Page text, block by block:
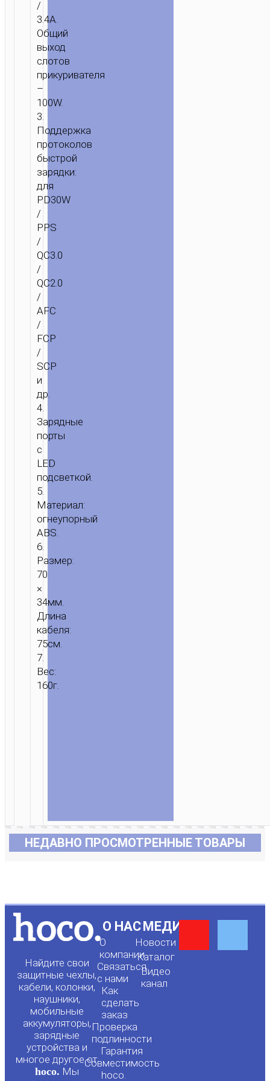
/
3.4A.
Общий
выход
слотов
прикуривателя
–
100W.
3.
Поддержка
протоколов
быстрой
зарядки:
для
PD30W
/
PPS
/
QC3.0
/
QC2.0
/
AFC
/
FCP
/
SCP
и
др.
4.
Зарядные
порты
с
LED
подсветкой.
5.
Материал:
огнеупорный
ABS.
6.
Размер:
70
×
34мм.
Длина
кабеля:
75см.
7.
Вес:
160г.
НЕДАВНО ПРОСМОТРЕННЫЕ ТОВАРЫ
Найдите свои
защитные чехлы,
кабели, колонки,
наушники,
мобильные
аккумуляторы,
зарядные
устройства и
многое другое от
hoco. Мы
О НАС
О
компании
Связаться
с нами
Как
сделать
заказ
Проверка
подлинности
Гарантия
Совместимость
hoco.
МЕДИА
Новости
Каталог
Видео
канал